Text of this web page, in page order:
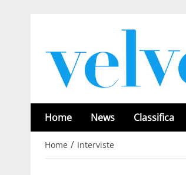
Home News Classifica
Home / Interviste